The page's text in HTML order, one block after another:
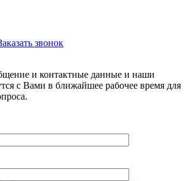
звонок
и контактные данные и наши
с Вами в ближайшее рабочее время для